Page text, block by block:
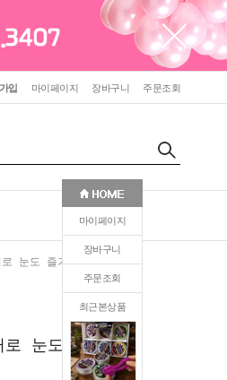
마이페이지
장바구니
주문조회
최근본상품
입 마이페이지 장바구니 주문조회
판촉(인쇄)
눈도 즐거운 슬라임
0
로 눈도 즐거